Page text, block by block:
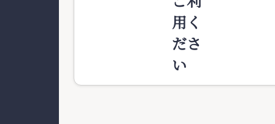
用く
ださ
い